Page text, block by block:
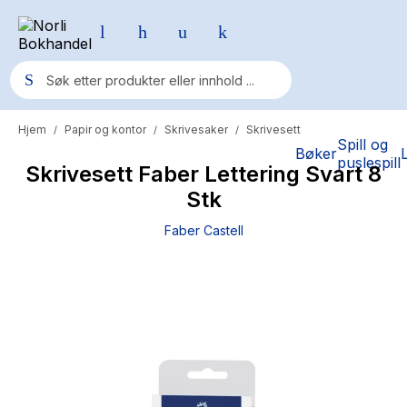
BøkerSpill og
puslespill
Populære søk
Pokemon
Fury Bound - Sable Sorensen
Hjem / Papir og kontor / Skrivesaker / Skrivesett
Skrivesett Faber Lettering Svart 8
Stk
Faber Castell